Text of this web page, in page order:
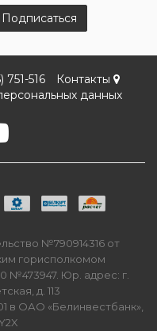
Подписаться
751-516
Контакты
данных
№790914316 от
горисполкомом
№473947. Юр. адрес: г.
д. 113
в ОАО «Белинвестбанк»,